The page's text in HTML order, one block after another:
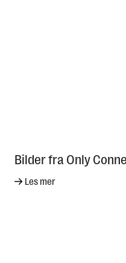
Bilder fra Only
Les mer